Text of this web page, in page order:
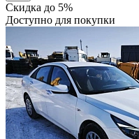
Скидка до 5%
Доступно для покупки